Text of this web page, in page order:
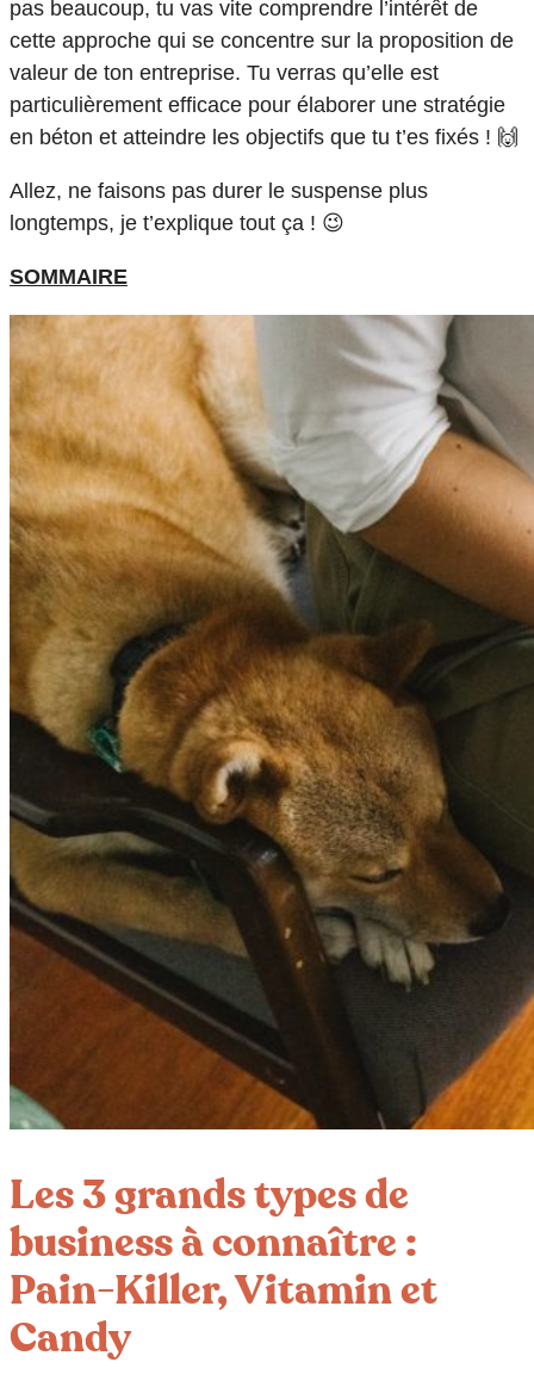
pas beaucoup, tu vas vite comprendre l’intérêt de
cette approche qui se concentre sur la proposition de
valeur de ton entreprise. Tu verras qu’elle est
particulièrement efficace pour élaborer une stratégie
en béton et atteindre les objectifs que tu t’es fixés ! 🙌
Allez, ne faisons pas durer le suspense plus
longtemps, je t’explique tout ça ! 😉
SOMMAIRE
Les 3 grands types de
business à connaître :
Pain-Killer, Vitamin et
Candy